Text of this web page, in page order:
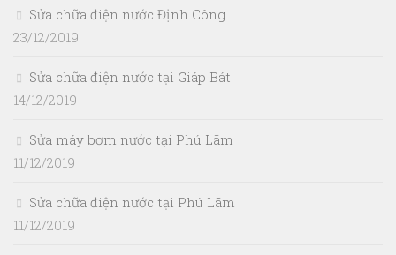
Sửa chữa điện nước Định Công
23/12/2019
Sửa chữa điện nước tại Giáp Bát
14/12/2019
Sửa máy bơm nước tại Phú Lãm
11/12/2019
Sửa chữa điện nước tại Phú Lãm
11/12/2019